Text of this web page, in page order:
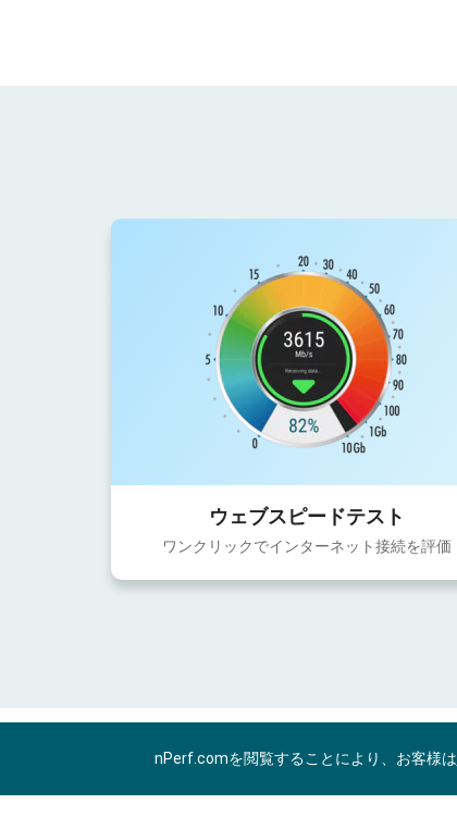
ウェブスピードテスト
ワンクリックでインターネット接続を評価
nPerf.comを閲覧することにより、お客様は